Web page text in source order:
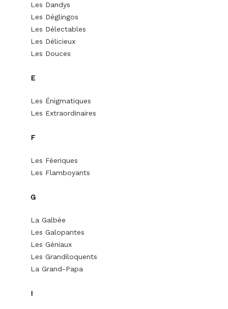
Les Dandys
Les Déglingos
Les Délectables
Les Délicieux
Les Douces
E
Les Énigmatiques
Les Extraordinaires
F
Les Féeriques
Les Flamboyants
G
La Galbée
Les Galopantes
Les Géniaux
Les Grandiloquents
La Grand-Papa
I